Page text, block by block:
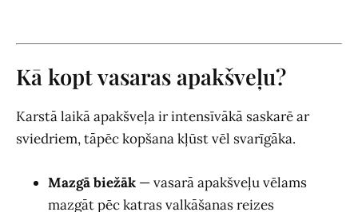
Kā kopt vasaras apakšveļu?
Karstā laikā apakšveļa ir intensīvākā saskarē ar
sviedriem, tāpēc kopšana kļūst vēl svarīgāka.
Mazgā biežāk — vasarā apakšveļu vēlams
mazgāt pēc katras valkāšanas reizes